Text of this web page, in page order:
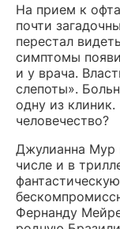
На прием к
почти
перестал
симптомы
и у врача.
слепоты».
одну из
человечество?
Джулианна Мур
числе и в
Фернанду